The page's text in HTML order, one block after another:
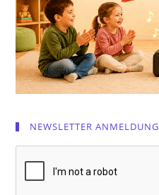
NEWSLETTER ANMELDUNG